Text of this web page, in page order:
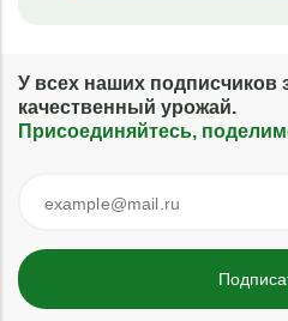
У всех наших подписчиков
качественный урожай.
Присоединяйтесь,